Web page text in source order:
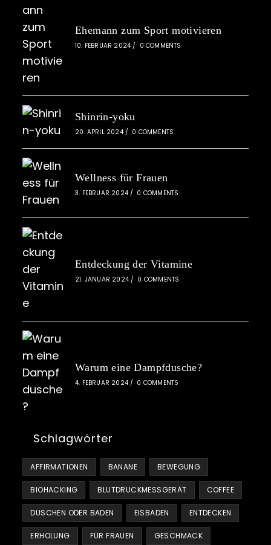
Ehemann zum Sport motivieren
10. FEBRUAR 2024 / 0 COMMENTS
Shinrin-yoku
20. APRIL 2024 / 0 COMMENTS
Wellness für Frauen
3. FEBRUAR 2024 / 0 COMMENTS
Entdeckung der Vitamine
21. JANUAR 2024 / 0 COMMENTS
Warum eine Dampfdusche?
4. FEBRUAR 2024 / 0 COMMENTS
Schlagwörter
AFFIRMATIONEN BANANE BEWEGUNG
BIOHACKING BLUTDRUCKMESSGERÄT COFFEE
DUSCHEN ODER BADEN EISBADEN ENTDECKEN
ERHOLUNG FÜR FRAUEN GESCHMACK